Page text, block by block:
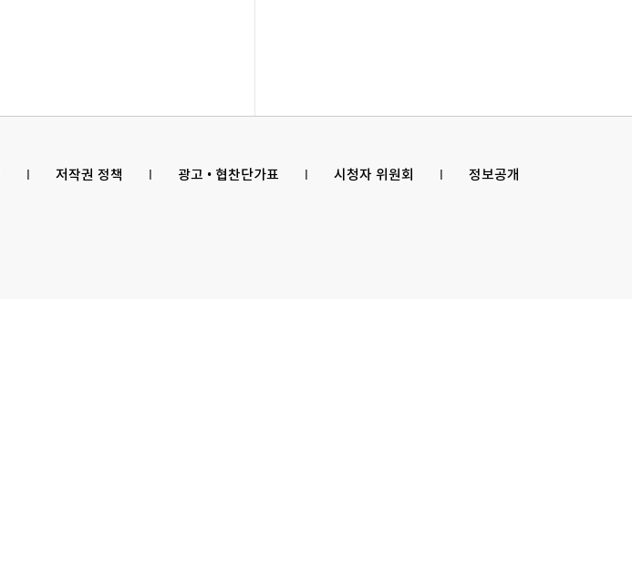
l 저작권 정책 l 광고 • 협찬단가표 l 시청자 위원회 l 정보공개